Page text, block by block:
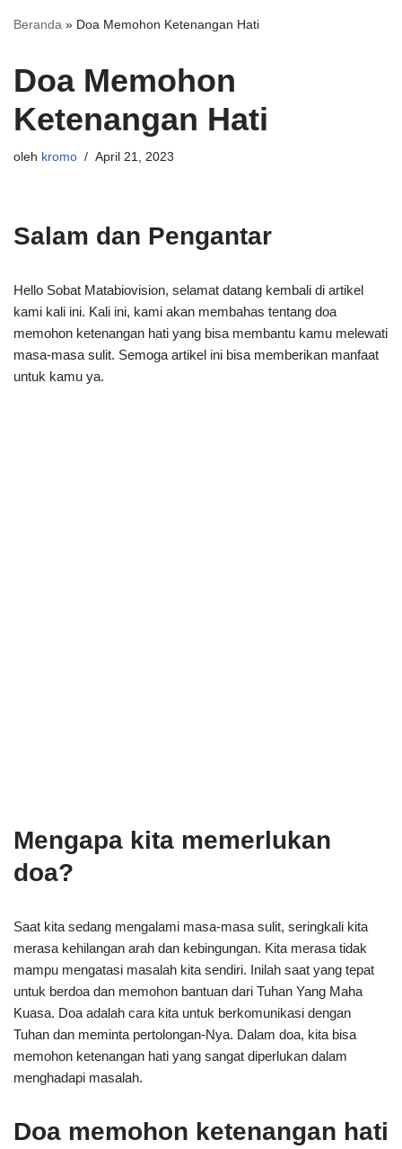
Beranda » Doa Memohon Ketenangan Hati
Doa Memohon
Ketenangan Hati
oleh kromo April 21, 2023
Salam dan Pengantar
Hello Sobat Matabiovision, selamat datang kembali di artikel
kami kali ini. Kali ini, kami akan membahas tentang doa
memohon ketenangan hati yang bisa membantu kamu melewati
masa-masa sulit. Semoga artikel ini bisa memberikan manfaat
untuk kamu ya.
Mengapa kita memerlukan
doa?
Saat kita sedang mengalami masa-masa sulit, seringkali kita
merasa kehilangan arah dan kebingungan. Kita merasa tidak
mampu mengatasi masalah kita sendiri. Inilah saat yang tepat
untuk berdoa dan memohon bantuan dari Tuhan Yang Maha
Kuasa. Doa adalah cara kita untuk berkomunikasi dengan
Tuhan dan meminta pertolongan-Nya. Dalam doa, kita bisa
memohon ketenangan hati yang sangat diperlukan dalam
menghadapi masalah.
Doa memohon ketenangan hati